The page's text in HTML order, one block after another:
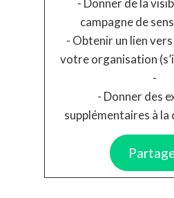
- Donner de la
campagne de
- Obtenir un lien
votre organisation
-
- Donner des
supplémentaires à la